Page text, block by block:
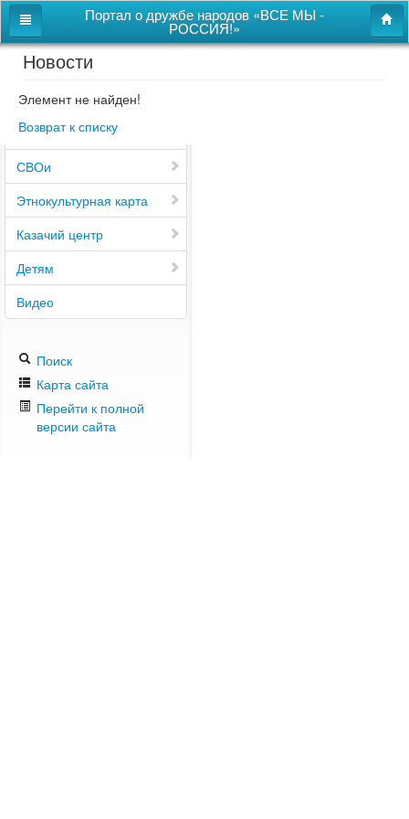
Портал о дружбе народов «ВСЕ МЫ -
РОССИЯ!»
Главная
Дом дружбы народов
Новости
СВОи
Этнокультурная карта
Казачий центр
Детям
Видео
Поиск
Карта сайта
Перейти к полной
версии сайта
Новости
Элемент не найден!
Возврат к списку